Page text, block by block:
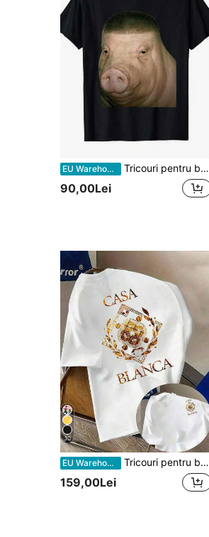
EU Warehouse Tricouri pentru bărbați
90,00Lei
10
EU Warehouse Tricouri pentru bărbați
159,00Lei